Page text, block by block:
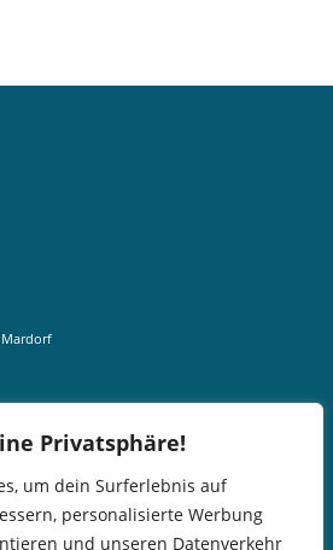
Privatsphäre!
um dein Surferlebnis auf
personalisierte Werbung
und unseren Datenverkehr
Mardorf